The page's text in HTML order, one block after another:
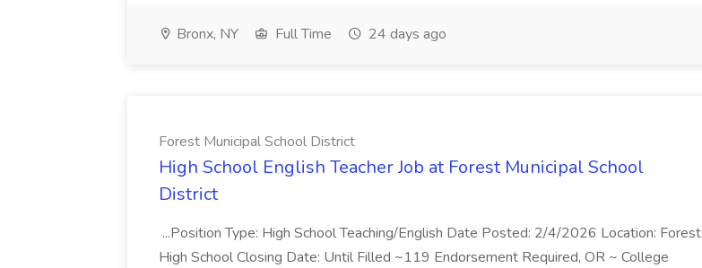
Bronx, NY Full Time 24 days ago
Forest Municipal School District
High School English Teacher Job at Forest Municipal School
District
...Position Type: High School Teaching/English Date Posted: 2/4/2026 Location: Forest
High School Closing Date: Until Filled ~119 Endorsement Required, OR ~ College